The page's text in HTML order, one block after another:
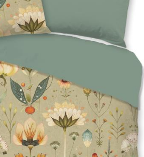
1-persoons
Ledikant